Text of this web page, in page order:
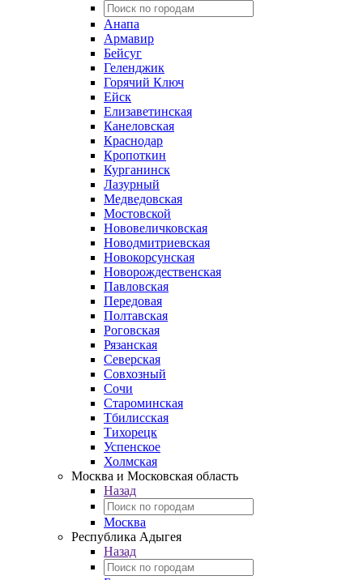
Анапа
Армавир
Бейсуг
Геленджик
Горячий Ключ
Ейск
Елизаветинская
Канеловская
Краснодар
Кропоткин
Курганинск
Лазурный
Медведовская
Мостовской
Нововеличковская
Новодмитриевская
Новокорсунская
Новорождественская
Павловская
Передовая
Полтавская
Роговская
Рязанская
Северская
Совхозный
Сочи
Староминская
Тбилисская
Тихорецк
Успенское
Холмская
Москва и Московская область
Назад
Москва
Республика Адыгея
Назад